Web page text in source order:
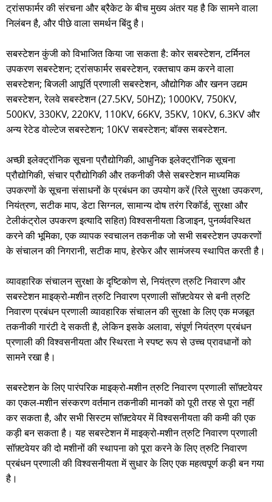
ट्रांसफार्मर की संरचना और ब्रैकेट के बीच मुख्य अंतर यह है कि सामने वाला
निलंबन है, और पीछे वाला समर्थन बिंदु है।
सबस्टेशन कुंजी को विभाजित किया जा सकता है: कोर सबस्टेशन, टर्मिनल
उपकरण सबस्टेशन; ट्रांसफार्मर सबस्टेशन, रक्तचाप कम करने वाला
सबस्टेशन; बिजली आपूर्ति प्रणाली सबस्टेशन, औद्योगिक और खनन उद्यम
सबस्टेशन, रेलवे सबस्टेशन (27.5KV, 50HZ); 1000KV, 750KV,
500KV, 330KV, 220KV, 110KV, 66KV, 35KV, 10KV, 6.3KV और
अन्य रेटेड वोल्टेज सबस्टेशन; 10KV सबस्टेशन; बॉक्स सबस्टेशन.
अच्छी इलेक्ट्रॉनिक सूचना प्रौद्योगिकी, आधुनिक इलेक्ट्रॉनिक सूचना
प्रौद्योगिकी, संचार प्रौद्योगिकी और तकनीकी जैसे सबस्टेशन माध्यमिक
उपकरणों के सूचना संसाधनों के प्रबंधन का उपयोग करें (रिले सुरक्षा उपकरण,
नियंत्रण, सटीक माप, डेटा सिग्नल, सामान्य दोष तरंग रिकॉर्ड, सुरक्षा और
टेलीकंट्रोल उपकरण इत्यादि सहित) विश्वसनीयता डिजाइन, पुनर्व्यवस्थित
करने की भूमिका, एक व्यापक स्वचालन तकनीक जो सभी सबस्टेशन उपकरणों
के संचालन की निगरानी, ​​सटीक माप, हेरफेर और सामंजस्य स्थापित करती है।
व्यावहारिक संचालन सुरक्षा के दृष्टिकोण से, नियंत्रण त्रुटि निवारण और
सबस्टेशन माइक्रो-मशीन त्रुटि निवारण प्रणाली सॉफ़्टवेयर से बनी त्रुटि
निवारण प्रबंधन प्रणाली व्यावहारिक संचालन की सुरक्षा के लिए एक मजबूत
तकनीकी गारंटी दे सकती है, लेकिन इसके अलावा, संपूर्ण नियंत्रण प्रबंधन
प्रणाली की विश्वसनीयता और स्थिरता ने स्पष्ट रूप से उच्च प्रावधानों को
सामने रखा है।
सबस्टेशन के लिए पारंपरिक माइक्रो-मशीन त्रुटि निवारण प्रणाली सॉफ़्टवेयर
का एकल-मशीन संस्करण वर्तमान तकनीकी मानकों को पूरी तरह से पूरा नहीं
कर सकता है, और सभी सिस्टम सॉफ़्टवेयर में विश्वसनीयता की कमी की एक
कड़ी बन सकता है। यह सबस्टेशन में माइक्रो-मशीन त्रुटि निवारण प्रणाली
सॉफ़्टवेयर की दो मशीनों की स्थापना को पूरा करने के लिए त्रुटि निवारण
प्रबंधन प्रणाली की विश्वसनीयता में सुधार के लिए एक महत्वपूर्ण कड़ी बन गया
है।